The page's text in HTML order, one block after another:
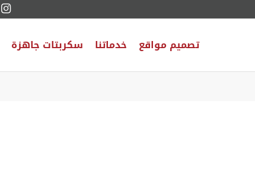
تصميم مواقع خدماتنا سكربتات جاهزة